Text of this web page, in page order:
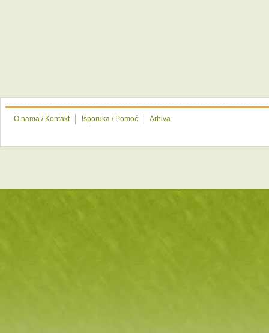
O nama / Kontakt Isporuka / Pomoć Arhiva